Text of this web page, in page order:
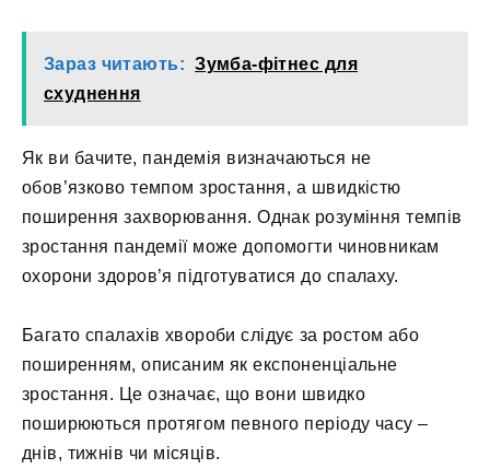
Зараз читають: Зумба-фітнес для
схуднення
Як ви бачите, пандемія визначаються не
обов’язково темпом зростання, а швидкістю
поширення захворювання. Однак розуміння темпів
зростання пандемії може допомогти чиновникам
охорони здоров’я підготуватися до спалаху.
Багато спалахів хвороби слідує за ростом або
поширенням, описаним як експоненціальне
зростання. Це означає, що вони швидко
поширюються протягом певного періоду часу –
днів, тижнів чи місяців.